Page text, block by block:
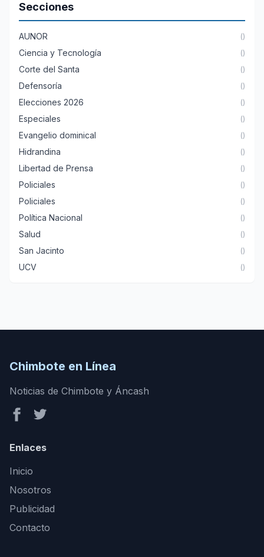
Secciones
AUNOR ()
Ciencia y Tecnología ()
Corte del Santa ()
Defensoría ()
Elecciones 2026 ()
Especiales ()
Evangelio dominical ()
Hidrandina ()
Libertad de Prensa ()
Policiales ()
Policiales ()
Política Nacional ()
Salud ()
San Jacinto ()
UCV ()
Chimbote en Línea
Noticias de Chimbote y Áncash
Enlaces
Inicio
Nosotros
Publicidad
Contacto